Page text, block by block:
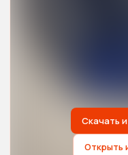
Скачать
Открыть